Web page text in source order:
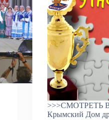
>>>СМОТРЕТЬ
Крымский Дом